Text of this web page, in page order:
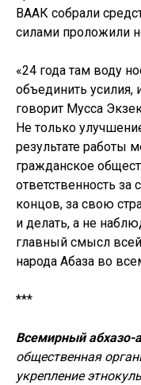
ВААК собрали
силами проложили
«24 года там воду
объединить
говорит Мусса
Не только
результате работы
гражданское
ответственность за
концов, за свою
и делать, а не
главный смысл
народа Абаза во
***
Всемирный абхазо-
общественная
укрепление